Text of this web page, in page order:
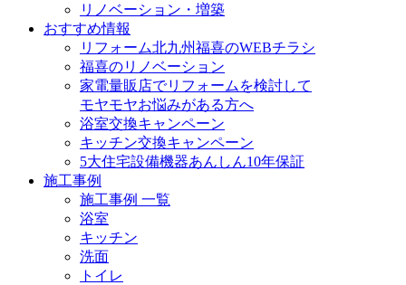
リノベーション・増築
おすすめ情報
リフォーム北九州福喜のWEBチラシ
福喜のリノベーション
家電量販店でリフォームを検討して
モヤモヤお悩みがある方へ
浴室交換キャンペーン
キッチン交換キャンペーン
5大住宅設備機器あんしん10年保証
施工事例
施工事例 一覧
浴室
キッチン
洗面
トイレ